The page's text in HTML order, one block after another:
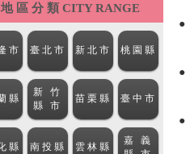
地 區 分 類 CITY RANGE
●
●
●